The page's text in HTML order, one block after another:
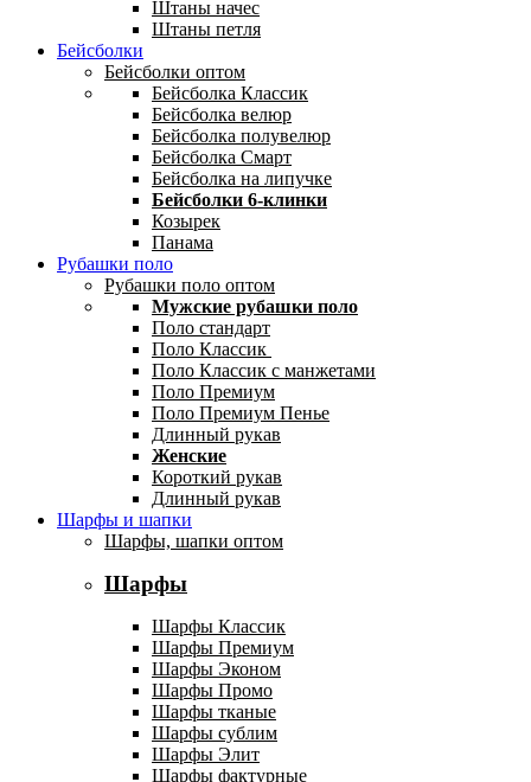
Штаны начес
Штаны петля
Бейсболки
Бейсболки оптом
Бейсболка Классик
Бейсболка велюр
Бейсболка полувелюр
Бейсболка Смарт
Бейсболка на липучке
Бейсболки 6-клинки
Козырек
Панама
Рубашки поло
Рубашки поло оптом
Мужские рубашки поло
Поло стандарт
Поло Классик
Поло Классик с манжетами
Поло Премиум
Поло Премиум Пенье
Длинный рукав
Женские
Короткий рукав
Длинный рукав
Шарфы и шапки
Шарфы, шапки оптом
Шарфы
Шарфы Классик
Шарфы Премиум
Шарфы Эконом
Шарфы Промо
Шарфы тканые
Шарфы сублим
Шарфы Элит
Шарфы фактурные